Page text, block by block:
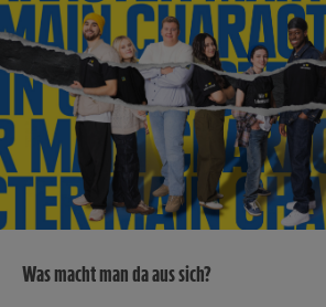
Was macht man da aus sich?